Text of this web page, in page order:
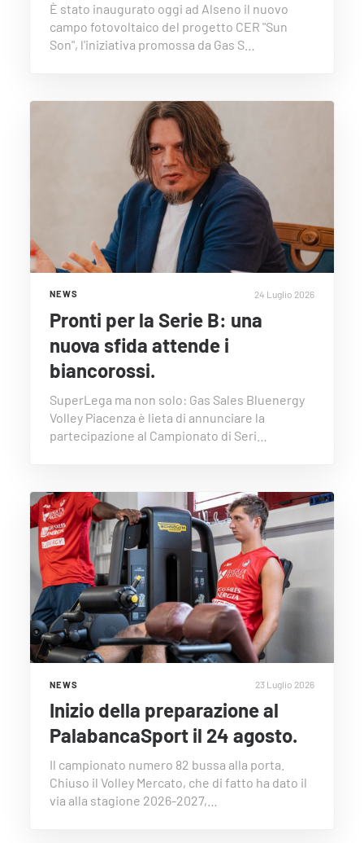
È stato inaugurato oggi ad Alseno il nuovo
campo fotovoltaico del progetto CER "Sun
Son", l'iniziativa promossa da Gas S…
NEWS 24 Luglio 2026
Pronti per la Serie B: una
nuova sfida attende i
biancorossi.
SuperLega ma non solo: Gas Sales Bluenergy
Volley Piacenza è lieta di annunciare la
partecipazione al Campionato di Seri…
NEWS 23 Luglio 2026
Inizio della preparazione al
PalabancaSport il 24 agosto.
Il campionato numero 82 bussa alla porta.
Chiuso il Volley Mercato, che di fatto ha dato il
via alla stagione 2026-2027,…